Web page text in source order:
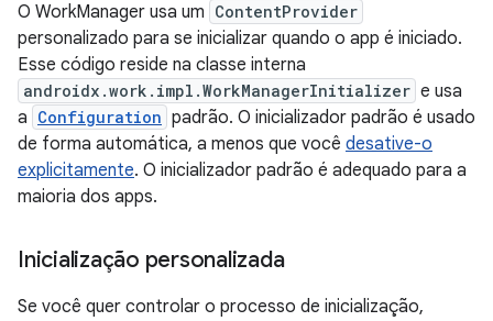
O WorkManager usa um ContentProvider
personalizado para se inicializar quando o app é iniciado.
Esse código reside na classe interna
androidx.work.impl.WorkManagerInitializer e usa
a Configuration padrão. O inicializador padrão é usado
de forma automática, a menos que você desative-o
explicitamente. O inicializador padrão é adequado para a
maioria dos apps.
Inicialização personalizada
Se você quer controlar o processo de inicialização,